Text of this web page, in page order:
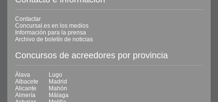
Contactar
Concursal.es en los medios
Información para la prensa
Archivo de boletín de noticias
Concursos de acreedores por provincia
Álava
Lugo
Albacete
Madrid
Alicante
Mahón
Almería
Málaga